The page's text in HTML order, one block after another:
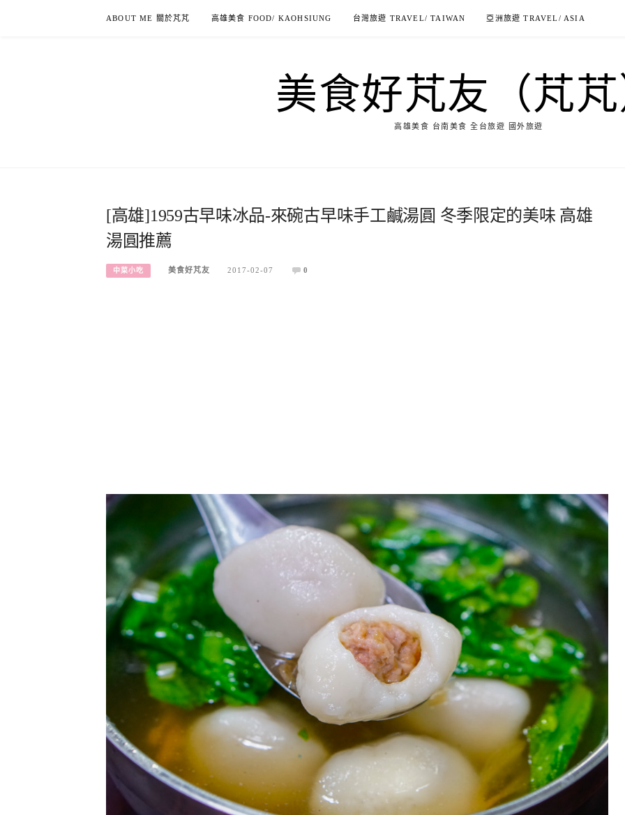
ABOUT ME 關於芃芃 高雄美食 FOOD/ KAOHSIUNG 台灣旅遊 TRAVEL/ TAIWAN 亞洲旅遊 TRAVEL/ ASIA
美食好芃友（芃芃
高雄美食 台南美食 全台旅遊 國外旅遊
[高雄]1959古早味冰品-來碗古早味手工鹹湯圓 冬季限定的美味 高雄
湯圓推薦
中菜小吃 美食好芃友 2017-02-07 0